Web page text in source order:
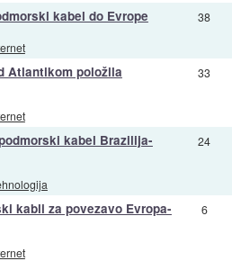
kabel do Evrope 38
Atlantikom položila 33
kabel Brazilija- 24
kabli za povezavo Evropa- 6